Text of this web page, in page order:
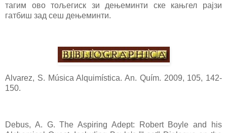
тагим ово тољегиск зи дењеминти ске кањгел рајзи
гатбиш зад сеш дењеминти.
Alvarez, S. Música Alquimística. An. Quím. 2009, 105, 142-
150.
Debus, A. G. The Aspiring Adept: Robert Boyle and his